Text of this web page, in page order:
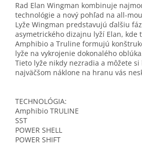
Rad Elan Wingman kombinuje
technológie a nový pohľad na all-
Lyže Wingman predstavujú ďalšiu
asymetrického dizajnu lyží Elan, kde
Amphibio a Truline formujú
lyže na vykrojenie dokonalého
Tieto lyže nikdy nezradia a môžete
najväčšom náklone na hranu vás
TECHNOLÓGIA:
Amphibio TRULINE
SST
POWER SHELL
POWER SHIFT